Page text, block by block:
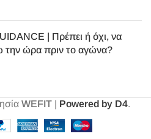
| Πρέπει ή όχι, να
ώρα πριν το αγώνα?
WEFIT| Powered by D4.